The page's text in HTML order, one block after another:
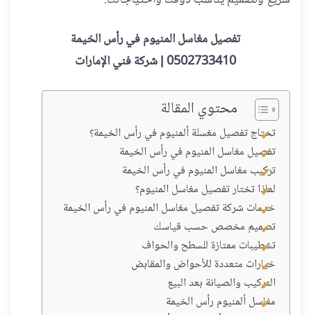
تفصيل مغاسل المنيوم في رأس الخيمة
0502733410 | شركة فني الإمارات
محتوي المقالة
تحتاج تفصيل مغسلة ألمنيوم في رأس الخيمة؟
تفصيل مغاسل المنيوم في رأس الخيمة
تركيب مغاسل المنيوم في رأس الخيمة
لماذا تختار تفصيل مغاسل المنيوم؟
خدمات شركة تفصيل مغاسل المنيوم في رأس الخيمة
تصميم مخصص حسب قياسك
تشطيبات ممتازة للسطح والحواف
خيارات متعددة للأحواض والمقابض
التركيب والصيانة بعد البيع
مغاسل ألمنيوم رأس الخيمة